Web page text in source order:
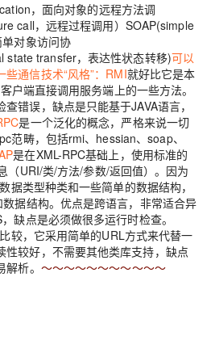
，面向对象的远程方法调
call，远程过程调用）SOAP(simple
对象访问协
state transfer，表达性状态转移)可以
通信技术“风格”： RMI就好比它是本
户端直接调用服务端上的一些方法。
错误，缺点是只能基于JAVA语言，
是一个泛化的概念，严格来说一切
范畴，包括rmi、hessian、soap、
是在XML-RPC基础上，使用标准的
（URI/类/方法/参数/返回值）。因为
据类型种类和一些简单的数据结构，
据结构。优点是跨语言，非常适合异
缺点是必须做很多运行时检查。
较，它采用简单的URL方式来代替一
性较好，不需要其他类库支持，缺点
析。 ～～～～～～～～～～～